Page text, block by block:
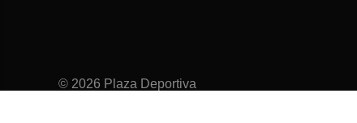
© 2026 Plaza Deportiva